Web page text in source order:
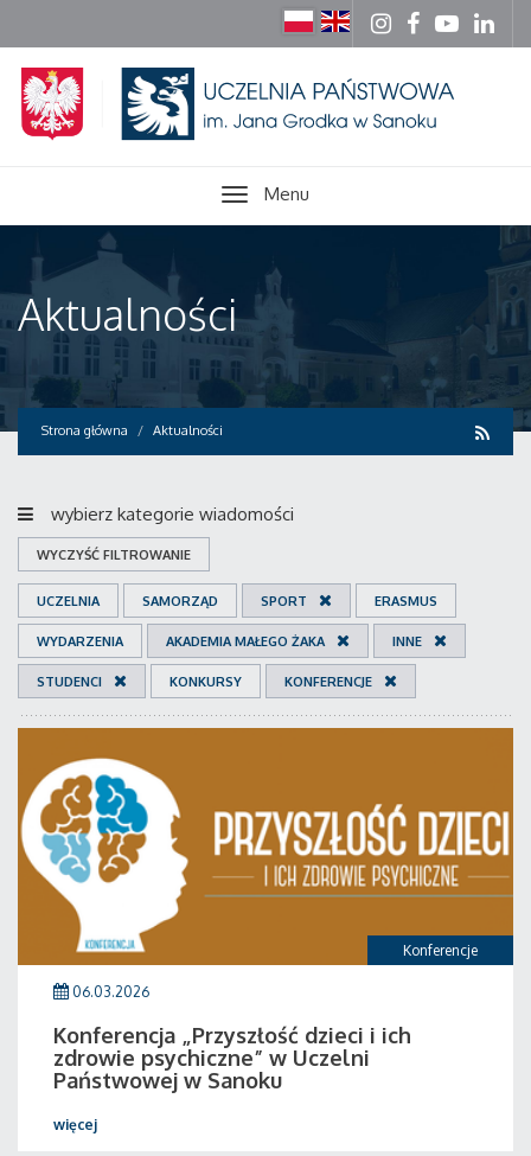
Menu
Aktualności
Strona główna Aktualności
wybierz kategorie wiadomości
WYCZYŚĆ FILTROWANIE
UCZELNIA SAMORZĄD SPORT ERASMUS
WYDARZENIA AKADEMIA MAŁEGO ŻAKA INNE
STUDENCI KONKURSY KONFERENCJE
Konferencje
06.03.2026
Konferencja „Przyszłość dzieci i ich
zdrowie psychiczne” w Uczelni
Państwowej w Sanoku
więcej